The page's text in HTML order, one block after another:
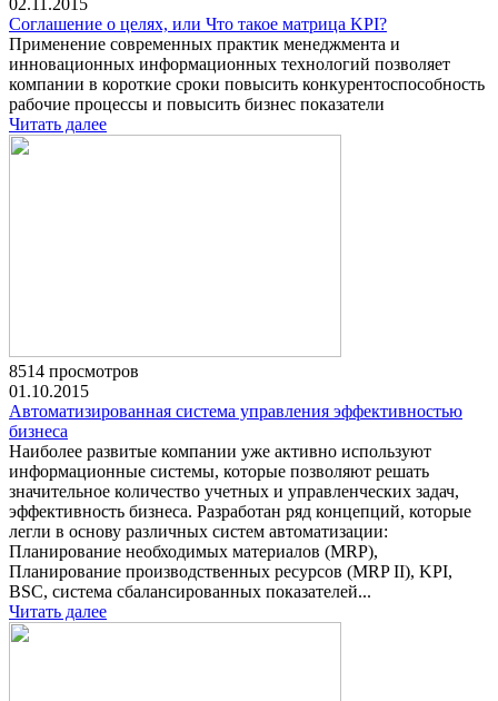
Соглашение о целях, или Что такое матрица KPI?
Применение современных практик менеджмента и
инновационных информационных технологий позволяет
компании в короткие сроки повысить конкурентоспособность
рабочие процессы и повысить бизнес показатели
Читать далее
8514 просмотров
01.10.2015
Автоматизированная система управления эффективностью
бизнеса
Наиболее развитые компании уже активно используют
информационные системы, которые позволяют решать
значительное количество учетных и управленческих задач,
эффективность бизнеса. Разработан ряд концепций, которые
легли в основу различных систем автоматизации:
Планирование необходимых материалов (MRP),
Планирование производственных ресурсов (MRP II), KPI,
BSC, система сбалансированных показателей...
Читать далее